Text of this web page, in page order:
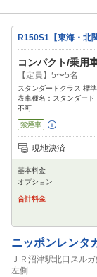
R150S1【東海・
コンパクト/乗用
【定員】5〜5名
スタンダードクラス-標
表車種名：スタンダー
不可
禁煙車
追加可能オプション
カーナビ
現地決済
基本料金
オプション
合計料金
ニッポンレンタ
ＪＲ沼津駅北口スル
左側